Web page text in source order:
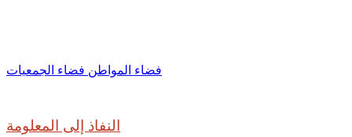
فضاء المواطن فضاء الجمعيات
النفاذ إلى المعلومة